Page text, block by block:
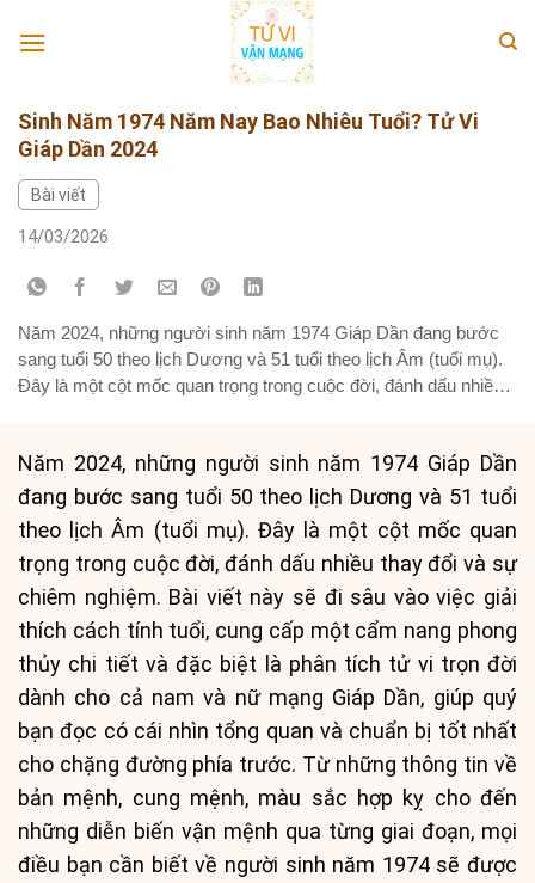
Sinh Năm 1974 Năm Nay Bao Nhiêu Tuổi? Tử Vi
Giáp Dần 2024
Bài viết
14/03/2026
Năm 2024, những người sinh năm 1974 Giáp Dần đang bước
sang tuổi 50 theo lịch Dương và 51 tuổi theo lịch Âm (tuổi mụ).
Đây là một cột mốc quan trọng trong cuộc đời, đánh dấu nhiều
Năm 2024, những người sinh năm 1974 Giáp Dần
đang bước sang tuổi 50 theo lịch Dương và 51 tuổi
theo lịch Âm (tuổi mụ). Đây là một cột mốc quan
trọng trong cuộc đời, đánh dấu nhiều thay đổi và sự
chiêm nghiệm. Bài viết này sẽ đi sâu vào việc giải
thích cách tính tuổi, cung cấp một cẩm nang phong
thủy chi tiết và đặc biệt là phân tích tử vi trọn đời
dành cho cả nam và nữ mạng Giáp Dần, giúp quý
bạn đọc có cái nhìn tổng quan và chuẩn bị tốt nhất
cho chặng đường phía trước. Từ những thông tin về
bản mệnh, cung mệnh, màu sắc hợp kỵ cho đến
những diễn biến vận mệnh qua từng giai đoạn, mọi
điều bạn cần biết về người sinh năm 1974 sẽ được